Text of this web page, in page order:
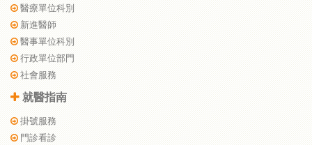
醫療單位科別
新進醫師
醫事單位科別
行政單位部門
社會服務
就醫指南
掛號服務
門診看診